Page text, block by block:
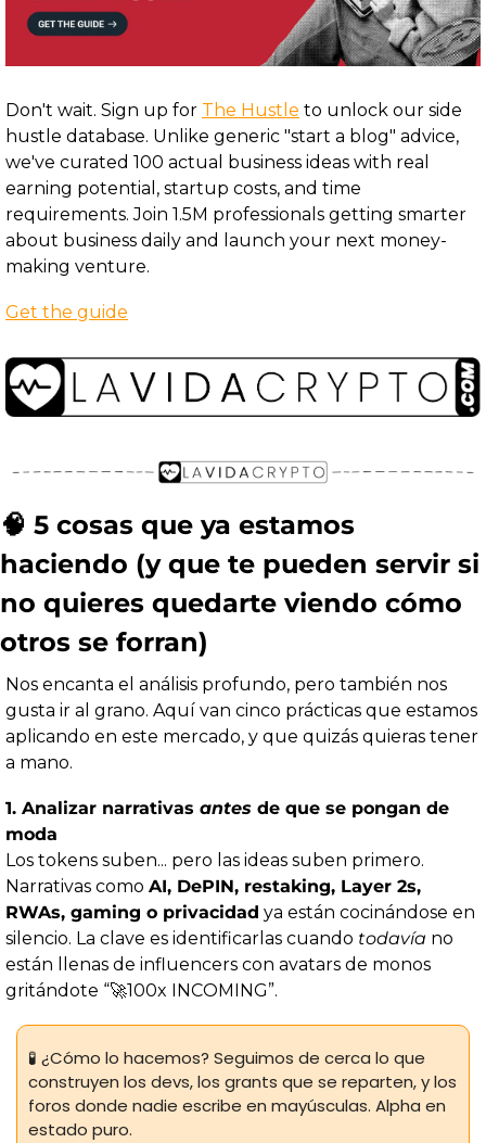
Don't wait. Sign up for The Hustle to unlock our side
hustle database. Unlike generic "start a blog" advice,
we've curated 100 actual business ideas with real
earning potential, startup costs, and time
requirements. Join 1.5M professionals getting smarter
about business daily and launch your next money-
making venture.
Get the guide
🧠 5 cosas que ya estamos
haciendo (y que te pueden servir si
no quieres quedarte viendo cómo
otros se forran)
Nos encanta el análisis profundo, pero también nos
gusta ir al grano. Aquí van cinco prácticas que estamos
aplicando en este mercado, y que quizás quieras tener
a mano.
1. Analizar narrativas antes de que se pongan de
moda
Los tokens suben... pero las ideas suben primero.
Narrativas como AI, DePIN, restaking, Layer 2s,
RWAs, gaming o privacidad ya están cocinándose en
silencio. La clave es identificarlas cuando todavía no
están llenas de influencers con avatars de monos
gritándote “🚀100x INCOMING”.
🧪 ¿Cómo lo hacemos? Seguimos de cerca lo que
construyen los devs, los grants que se reparten, y los
foros donde nadie escribe en mayúsculas. Alpha en
estado puro.